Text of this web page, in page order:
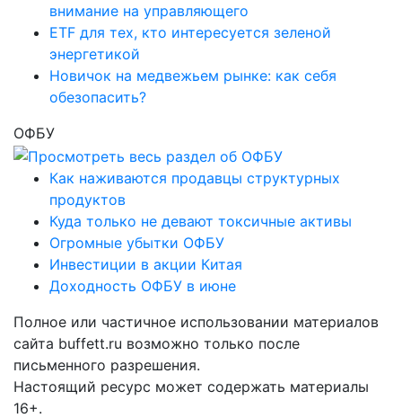
внимание на управляющего
ETF для тех, кто интересуется зеленой
энергетикой
Новичок на медвежьем рынке: как себя
обезопасить?
ОФБУ
Как наживаются продавцы структурных
продуктов
Куда только не девают токсичные активы
Огромные убытки ОФБУ
Инвестиции в акции Китая
Доходность ОФБУ в июне
Полное или частичное использовании материалов
сайта buffett.ru возможно только после
письменного разрешения.
Настоящий ресурс может содержать материалы
16+.